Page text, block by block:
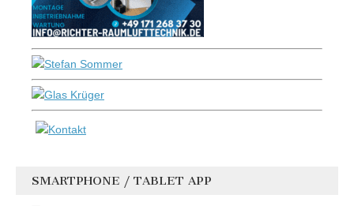
SMARTPHONE / TABLET APP